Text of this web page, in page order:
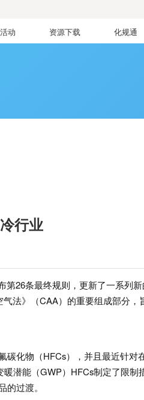
动 资源下载 化规通
行业
第26条最终规则，更新了一系列新
法》（CAA）的重要组成部分，
碳化物（HFCs），并且最近针对
潜能（GWP）HFCs制定了限制
过渡。